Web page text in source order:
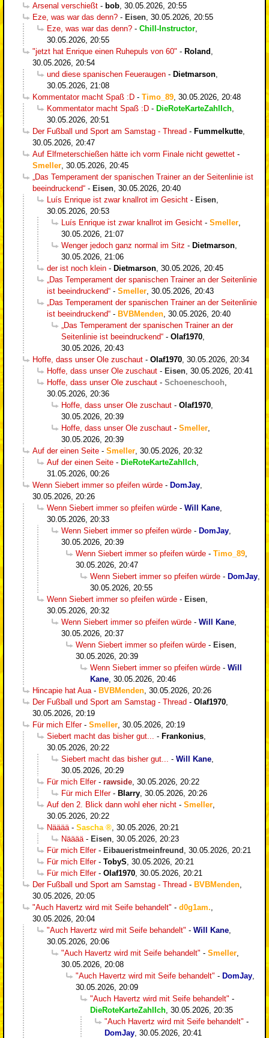
Arsenal verschießt - bob 30.05.2026, 20:55
Eze, was war das denn? - Eisen 30.05.2026, 20:55
Eze, was war das denn? - Chill-Instructor
30.05.2026, 20:55
"jetzt hat Enrique einen Ruhepuls von 60" - Roland
30.05.2026, 20:54
und diese spanischen Feueraugen - Dietmarson
30.05.2026, 21:08
Kommentator macht Spaß :D - Timo_89 30.05.2026, 20:48
Kommentator macht Spaß :D - DieRoteKarteZahlIch
30.05.2026, 20:51
Der Fußball und Sport am Samstag - Thread - Fummelkutte
30.05.2026, 20:47
Auf Elfmeterschießen hätte ich vorm Finale nicht gewettet -
Smeller 30.05.2026, 20:45
„Das Temperament der spanischen Trainer an der Seitenlinie ist
beeindruckend“ - Eisen 30.05.2026, 20:40
Luís Enrique ist zwar knallrot im Gesicht - Eisen
30.05.2026, 20:53
Luís Enrique ist zwar knallrot im Gesicht - Smeller
30.05.2026, 21:07
Wenger jedoch ganz normal im Sitz - Dietmarson
30.05.2026, 21:06
der ist noch klein - Dietmarson 30.05.2026, 20:45
„Das Temperament der spanischen Trainer an der Seitenlinie
ist beeindruckend“ - Smeller 30.05.2026, 20:43
„Das Temperament der spanischen Trainer an der Seitenlinie
ist beeindruckend“ - BVBMenden 30.05.2026, 20:40
„Das Temperament der spanischen Trainer an der
Seitenlinie ist beeindruckend“ - Olaf1970
30.05.2026, 20:43
Hoffe, dass unser Ole zuschaut - Olaf1970 30.05.2026, 20:34
Hoffe, dass unser Ole zuschaut - Eisen 30.05.2026, 20:41
Hoffe, dass unser Ole zuschaut - Schoeneschooh
30.05.2026, 20:36
Hoffe, dass unser Ole zuschaut - Olaf1970
30.05.2026, 20:39
Hoffe, dass unser Ole zuschaut - Smeller
30.05.2026, 20:39
Auf der einen Seite - Smeller 30.05.2026, 20:32
Auf der einen Seite - DieRoteKarteZahlIch
31.05.2026, 00:26
Wenn Siebert immer so pfeifen würde - DomJay
30.05.2026, 20:26
Wenn Siebert immer so pfeifen würde - Will Kane
30.05.2026, 20:33
Wenn Siebert immer so pfeifen würde - DomJay
30.05.2026, 20:39
Wenn Siebert immer so pfeifen würde - Timo_89
30.05.2026, 20:47
Wenn Siebert immer so pfeifen würde - DomJay
30.05.2026, 20:55
Wenn Siebert immer so pfeifen würde - Eisen
30.05.2026, 20:32
Wenn Siebert immer so pfeifen würde - Will Kane
30.05.2026, 20:37
Wenn Siebert immer so pfeifen würde - Eisen
30.05.2026, 20:39
Wenn Siebert immer so pfeifen würde - Will
Kane 30.05.2026, 20:46
Hincapie hat Aua - BVBMenden 30.05.2026, 20:26
Der Fußball und Sport am Samstag - Thread - Olaf1970
30.05.2026, 20:19
Für mich Elfer- Smeller 30.05.2026, 20:19
Siebert macht das bisher gut...
- Frankonius
30.05.2026, 20:22
Siebert macht das bisher gut...
- Will Kane
30.05.2026, 20:29
Für mich Elfer- rawside 30.05.2026, 20:22
Für mich Elfer- Blarry 30.05.2026, 20:26
Auf den 2. Blick dann wohl eher nicht - Smeller
30.05.2026, 20:22
Nääää - Sascha
30.05.2026, 20:21
Nääää - Eisen 30.05.2026, 20:23
Für mich Elfer- Eibaueristmeinfreund
30.05.2026, 20:21
Für mich Elfer- TobyS 30.05.2026, 20:21
Für mich Elfer- Olaf1970 30.05.2026, 20:21
Der Fußball und Sport am Samstag - Thread - BVBMenden
30.05.2026, 20:05
"Auch Havertz wird mit Seife behandelt" - d0g1am.
30.05.2026, 20:04
"Auch Havertz wird mit Seife behandelt" - Will Kane
30.05.2026, 20:06
"Auch Havertz wird mit Seife behandelt" - Smeller
30.05.2026, 20:08
"Auch Havertz wird mit Seife behandelt" - DomJay
30.05.2026, 20:09
"Auch Havertz wird mit Seife behandelt" -
DieRoteKarteZahlIch 30.05.2026, 20:35
"Auch Havertz wird mit Seife behandelt" -
DomJay 30.05.2026, 20:41